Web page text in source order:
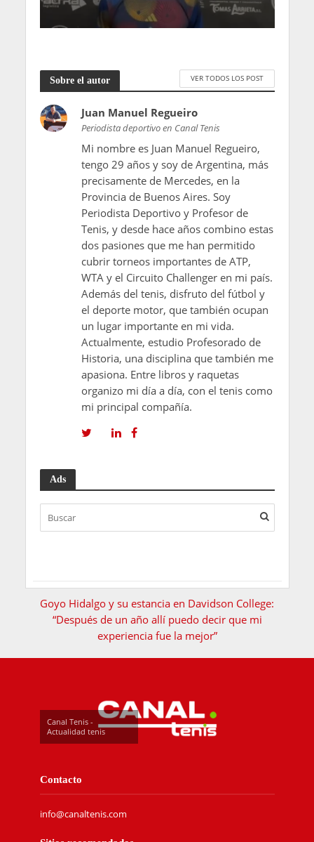
Sobre el autor VER TODOS LOS POST
Juan Manuel Regueiro
Periodista deportivo en Canal Tenis
Mi nombre es Juan Manuel Regueiro,
tengo 29 años y soy de Argentina, más
precisamente de Mercedes, en la
Provincia de Buenos Aires. Soy
Periodista Deportivo y Profesor de
Tenis, y desde hace años combino estas
dos pasiones que me han permitido
cubrir torneos importantes de ATP,
WTA y el Circuito Challenger en mi país.
Además del tenis, disfruto del fútbol y
el deporte motor, que también ocupan
un lugar importante en mi vida.
Actualmente, estudio Profesorado de
Historia, una disciplina que también me
apasiona. Entre libros y raquetas
organizo mi día a día, con el tenis como
mi principal compañía.
Ads
Goyo Hidalgo y su estancia en Davidson College:
“Después de un año allí puedo decir que mi
experiencia fue la mejor”
Canal Tenis -
Actualidad tenis
Contacto
info@canaltenis.com